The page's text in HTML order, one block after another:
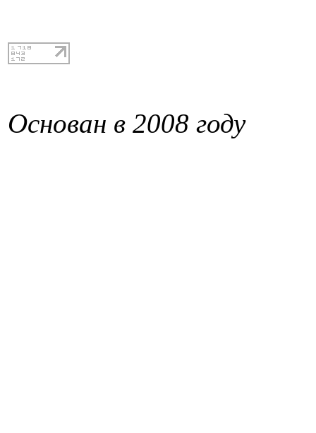
Основан в 2008 году